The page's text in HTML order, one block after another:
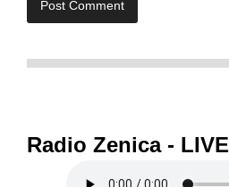
Radio Zenica - LIVE